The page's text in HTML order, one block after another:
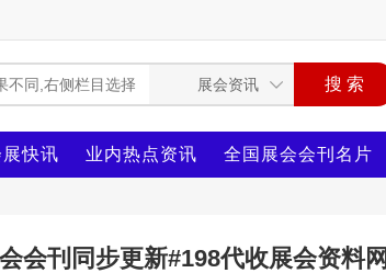
快讯 业内热点资讯 全国展会会刊名片
会刊同步更新#198代收展会资料网